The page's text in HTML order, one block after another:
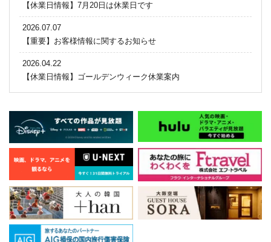
【休業日情報】7月20日は休業日です
2026.07.07
【重要】お客様情報に関するお知らせ
2026.04.22
【休業日情報】ゴールデンウィーク休業案内